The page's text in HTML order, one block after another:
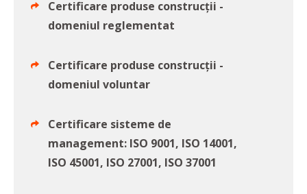
Certificare produse construcții -
domeniul reglementat
Certificare produse construcții -
domeniul voluntar
Certificare sisteme de
management: ISO 9001, ISO 14001,
ISO 45001, ISO 27001, ISO 37001